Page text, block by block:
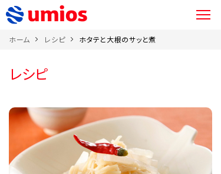
ホーム レシピ ホタテと大根のサッと煮
レシピ